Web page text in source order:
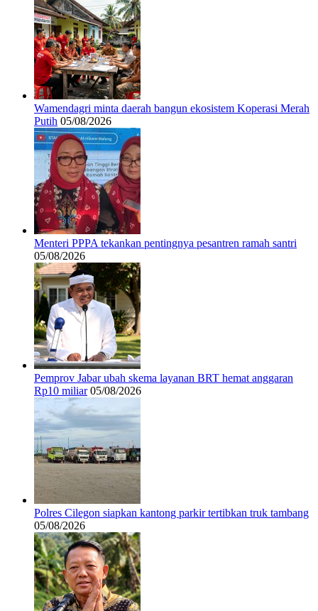
Wamendagri minta daerah bangun ekosistem Koperasi Merah
Putih 05/08/2026
Menteri PPPA tekankan pentingnya pesantren ramah santri
05/08/2026
Pemprov Jabar ubah skema layanan BRT hemat anggaran
Rp10 miliar 05/08/2026
Polres Cilegon siapkan kantong parkir tertibkan truk tambang
05/08/2026